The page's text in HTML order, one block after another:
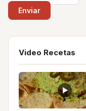
Video Recetas